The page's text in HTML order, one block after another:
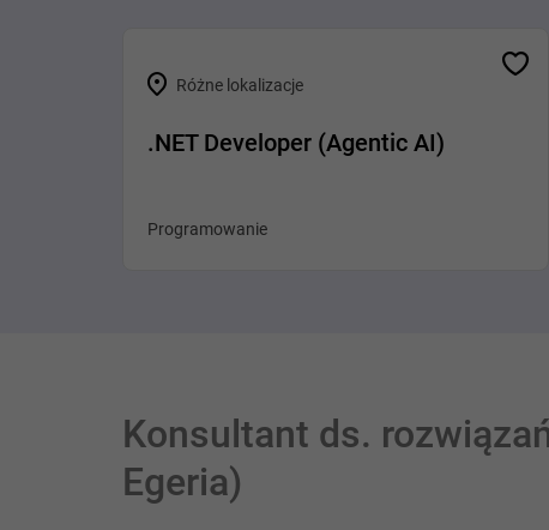
Różne lokalizacje
.NET Developer (Agentic AI)
Programowanie
Konsultant ds.
Egeria)